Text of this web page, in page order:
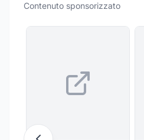
Contenuto sponsorizzato